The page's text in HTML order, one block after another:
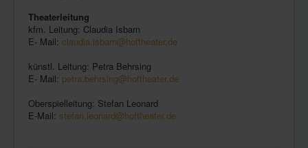
Presse
Kontakt
Theaterleitung
kfm. Leitung: Claudia Isbarn
E- Mail: claudia.isbarn@hoftheater.de
künstl. Leitung: Petra Behrsing
E- Mail: petra.behrsing@hoftheater.de
Oberspielleitung: Stefan Leonard
E-Mail: stefan.leonard@hoftheater.de